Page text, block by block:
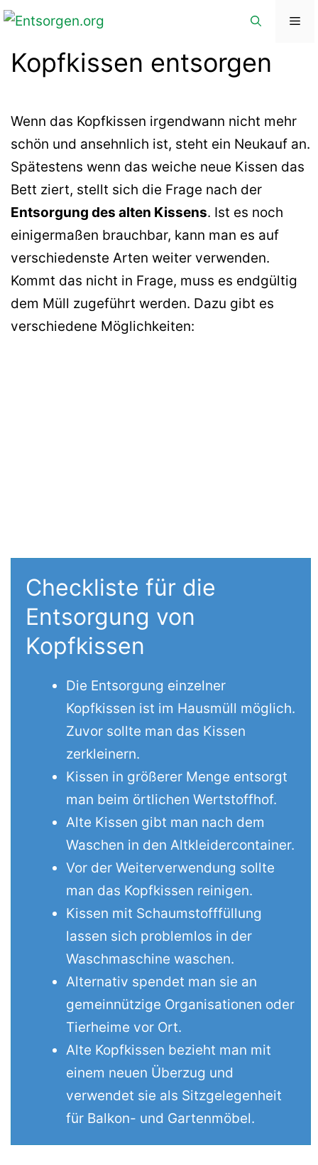
Zum
springen
Kopfkissen entsorgen
Wenn das Kopfkissen irgendwann nicht mehr
schön und ansehnlich ist, steht ein Neukauf an.
Spätestens wenn das weiche neue Kissen das
Bett ziert, stellt sich die Frage nach der
Entsorgung des alten Kissens. Ist es noch
einigermaßen brauchbar, kann man es auf
verschiedenste Arten weiter verwenden.
Kommt das nicht in Frage, muss es endgültig
dem Müll zugeführt werden. Dazu gibt es
verschiedene Möglichkeiten:
Checkliste für die
Entsorgung von
Kopfkissen
Die Entsorgung einzelner
Kopfkissen ist im Hausmüll möglich.
Zuvor sollte man das Kissen
zerkleinern.
Kissen in größerer Menge entsorgt
man beim örtlichen Wertstoffhof.
Alte Kissen gibt man nach dem
Waschen in den Altkleidercontainer.
Vor der Weiterverwendung sollte
man das Kopfkissen reinigen.
Kissen mit Schaumstofffüllung
lassen sich problemlos in der
Waschmaschine waschen.
Alternativ spendet man sie an
gemeinnützige Organisationen oder
Tierheime vor Ort.
Alte Kopfkissen bezieht man mit
einem neuen Überzug und
verwendet sie als Sitzgelegenheit
für Balkon- und Gartenmöbel.